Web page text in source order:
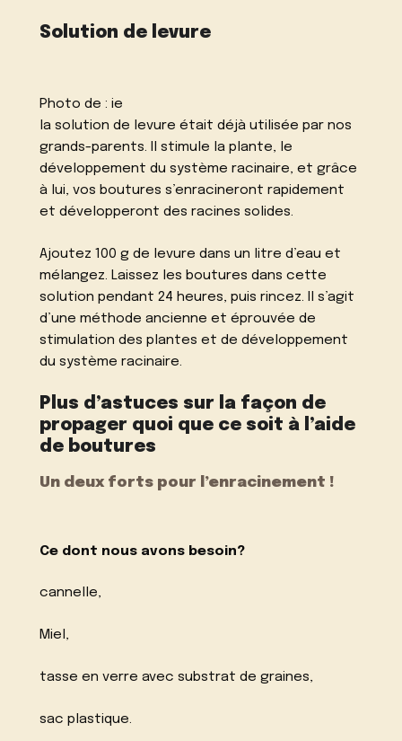
Solution de levure
Photo de :ie
la solution de levure était déjà utilisée par nos
grands-parents. Il stimule la plante, le
développement du système racinaire, et grâce
à lui, vos boutures s’enracineront rapidement
et développeront des racines solides.
Ajoutez 100 g de levure dans un litre d’eau et
mélangez. Laissez les boutures dans cette
solution pendant 24 heures, puis rincez. Il s’agit
d’une méthode ancienne et éprouvée de
stimulation des plantes et de développement
du système racinaire.
Plus d’astuces sur la façon de
propager quoi que ce soit à l’aide
de boutures
Un deux forts pour l’enracinement !
Ce dont nous avons besoin?
cannelle,
Miel,
tasse en verre avec substrat de graines,
sac plastique.